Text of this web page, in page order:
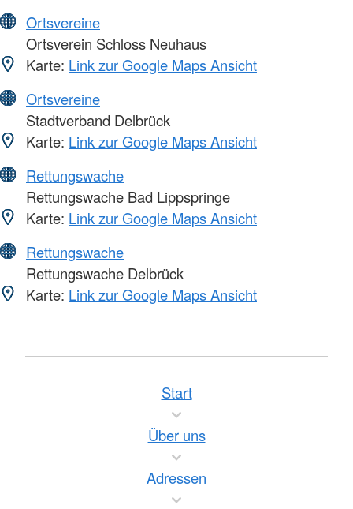
Ortsvereine
Ortsverein Schloss Neuhaus
Karte: Link zur Google Maps Ansicht
Ortsvereine
Stadtverband Delbrück
Karte: Link zur Google Maps Ansicht
Rettungswache
Rettungswache Bad Lippspringe
Karte: Link zur Google Maps Ansicht
Rettungswache
Rettungswache Delbrück
Karte: Link zur Google Maps Ansicht
Start
Über uns
Adressen